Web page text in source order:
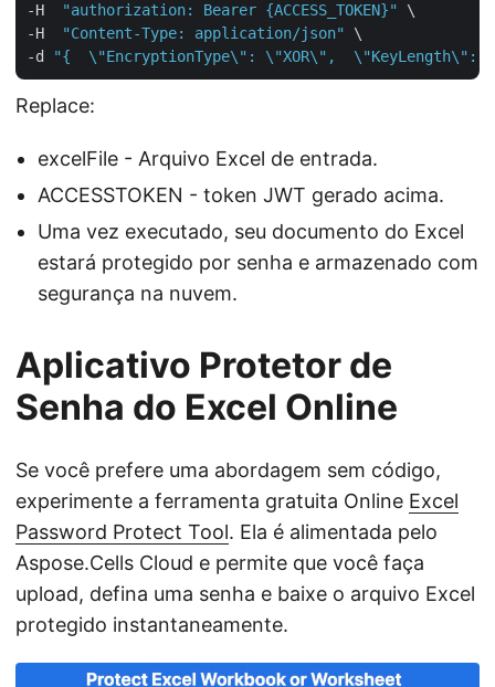
-H
"authorization: Bearer {ACCESS_TOKEN}"
\
-H
"Content-Type: application/json"
\
-d
"{  \"EncryptionType\": \"XOR\",  \"KeyLength\":
Replace:
excelFile - Arquivo Excel de entrada.
ACCESSTOKEN - token JWT gerado acima.
Uma vez executado, seu documento do Excel
estará protegido por senha e armazenado com
segurança na nuvem.
Aplicativo Protetor de
Senha do Excel Online
Se você prefere uma abordagem sem código,
experimente a ferramenta gratuita Online Excel
Password Protect Tool. Ela é alimentada pelo
Aspose.Cells Cloud e permite que você faça
upload, defina uma senha e baixe o arquivo Excel
protegido instantaneamente.